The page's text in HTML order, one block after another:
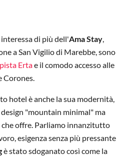
di più dell'Ama Stay
a San Vigilio di Marebbe, sono
pista Ertae il comodo accesso alle
Corones.
hotel è anche la sua modernità,
"mountain minimal" ma
offre. Parliamo innanzitutto
esigenza senza più pressante
è stato sdoganato così come la